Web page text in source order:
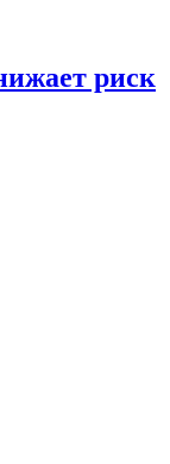
риск